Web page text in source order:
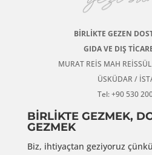
BİRLİKTE GEZEN
GIDA VE DIŞ
MURAT REİS MAH
ÜSKÜDAR /
Tel: +90 530
BİRLİKTE GEZMEK,
GEZMEK
Biz, ihtiyaçtan geziyoruz